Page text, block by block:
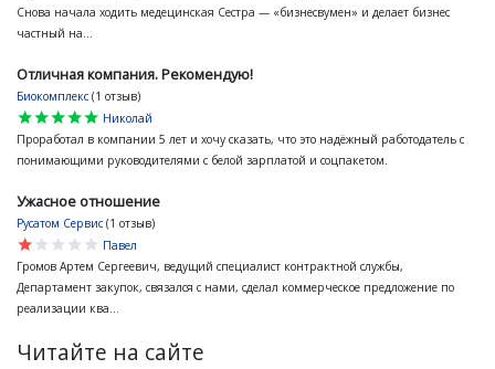
Снова начала ходить медецинская Сестра — «бизнесвумен» и делает бизнес
частный на...
Отличная компания. Рекомендую!
Биокомплекс (1 отзыв)
star
star
star
star
star
Николай
Проработал в компании 5 лет и хочу сказать, что это надёжный работодатель с
понимающими руководителями с белой зарплатой и соцпакетом.
Ужасное отношение
Русатом Сервис (1 отзыв)
star
star
star
star
star
Павел
Громов Артем Сергеевич, ведущий специалист контрактной службы,
Департамент закупок, связался с нами, сделал коммерческое предложение по
реализации ква...
Читайте на сайте